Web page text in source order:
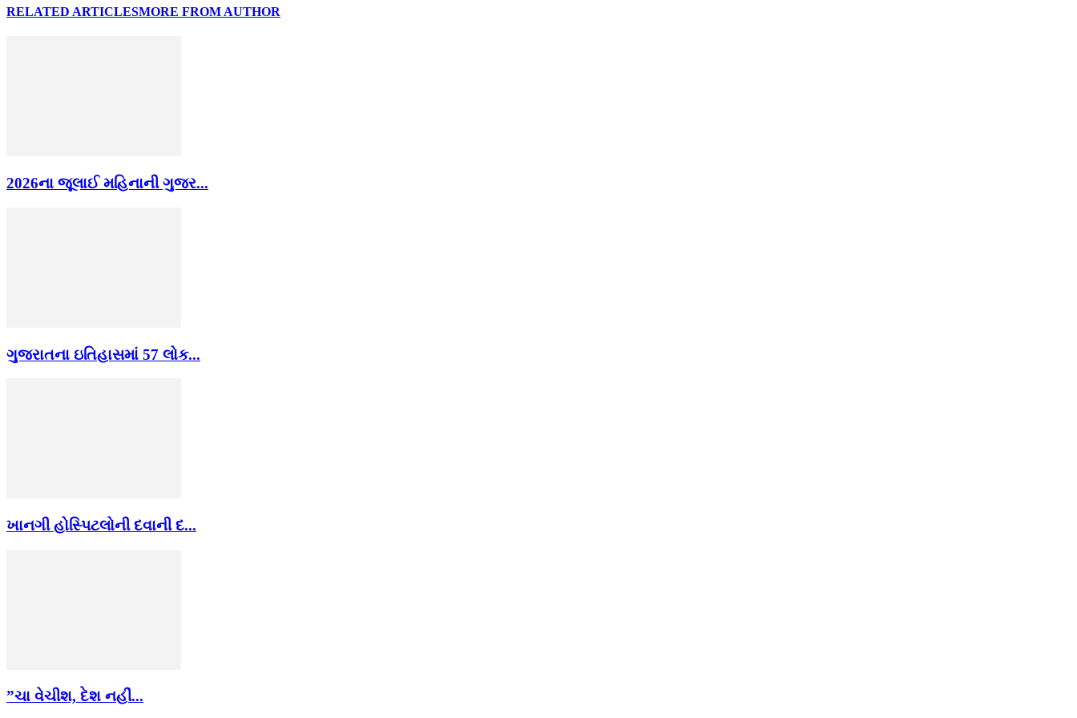
RELATED ARTICLESMORE FROM AUTHOR
2026ના જૂલાઈ મહિનાની ગુજર...
ગુજરાતના ઇતિહાસમાં 57 લોક...
ખાનગી હોસ્પિટલોની દવાની દ...
”ચા વેચીશ, દેશ નહીં...